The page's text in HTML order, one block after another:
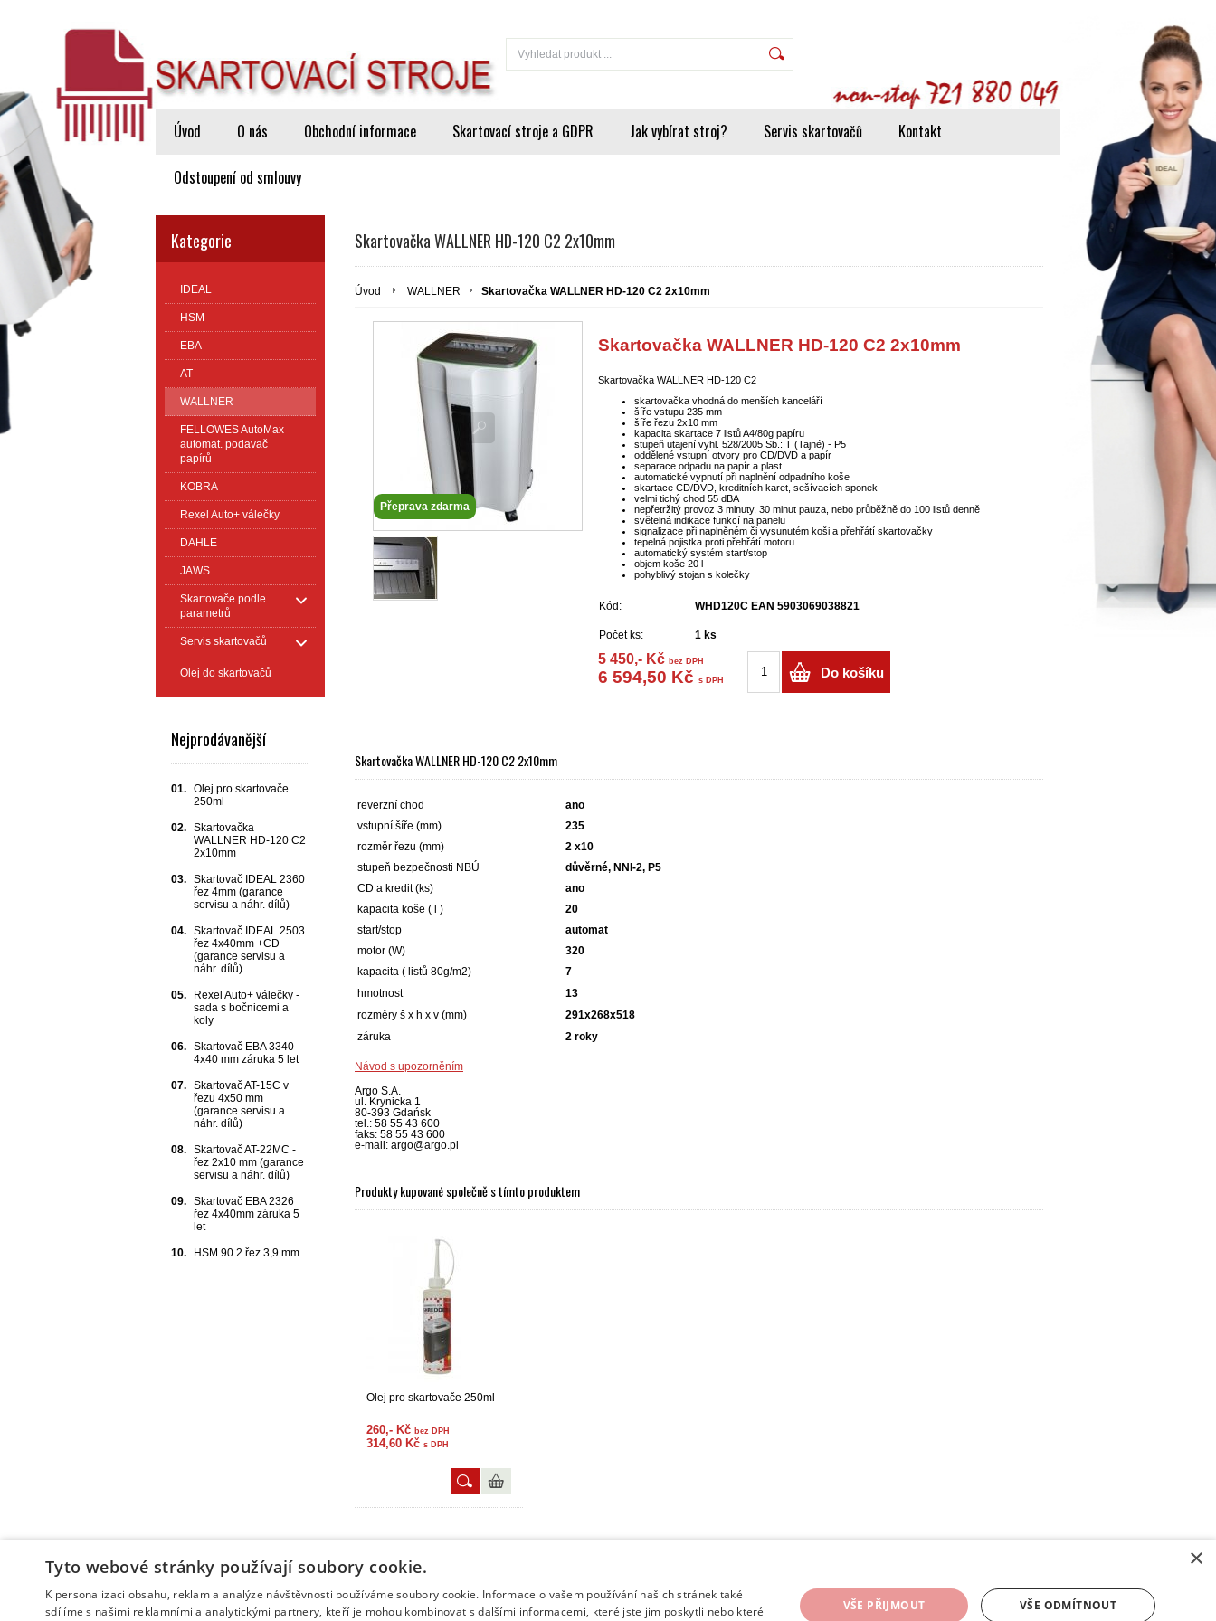
Úvod O nás Obchodní informace Skartovací stroje a GDPR Jak vybírat stroj? Servis skartovačů Kontakt
Odstoupení od smlouvy
Kategorie
IDEAL
HSM
EBA
AT
WALLNER
FELLOWES AutoMax
automat. podavač
papírů
KOBRA
Rexel Auto+ válečky
DAHLE
JAWS
Skartovače podle
parametrů
Servis skartovačů
Olej do skartovačů
Nejprodávanější
01. Olej pro skartovače
250ml
02. Skartovačka
WALLNER HD-120 C2
2x10mm
03. Skartovač IDEAL 2360
řez 4mm (garance
servisu a náhr. dílů)
04. Skartovač IDEAL 2503
řez 4x40mm +CD
(garance servisu a
náhr. dílů)
05.
Rexel Auto+ válečky -
sada s bočnicemi a
koly
06. Skartovač EBA 3340
4x40 mm záruka 5 let
07. Skartovač AT-15C v
řezu 4x50 mm
(garance servisu a
náhr. dílů)
08. Skartovač AT-22MC -
řez 2x10 mm (garance
servisu a náhr. dílů)
09. Skartovač EBA 2326
řez 4x40mm záruka 5
let
10. HSM 90.2 řez 3,9 mm
Skartovačka WALLNER HD-120 C2 2x10mm
Úvod WALLNER Skartovačka WALLNER HD-120 C2 2x10mm
Přeprava zdarma
Skartovačka WALLNER HD-120 C2 2x10mm
Skartovačka WALLNER HD-120 C2
skartovačka vhodná do menších kanceláří
šíře vstupu 235 mm
šíře řezu 2x10 mm
kapacita skartace 7 listů A4/80g papíru
stupeň utajení vyhl. 528/2005 Sb.: T (Tajné) - P5
oddělené vstupní otvory pro CD/DVD a papír
separace odpadu na papír a plast
automatické vypnutí při naplnění odpadního koše
skartace CD/DVD, kreditních karet, sešívacích sponek
velmi tichý chod 55 dBA
nepřetržitý provoz 3 minuty, 30 minut pauza, nebo průběžně do 100 listů denně
světelná indikace funkcí na panelu
signalizace při naplněném či vysunutém koši a přehřátí skartovačky
tepelná pojistka proti přehřátí motoru
automatický systém start/stop
objem koše 20 l
pohyblivý stojan s kolečky
Kód: WHD120C EAN 5903069038821
Počet ks: 1 ks
5 450,- Kč bez DPH
6 594,50 Kč s DPH Do košíku
Skartovačka WALLNER HD-120 C2 2x10mm
reverzní chod
ano
vstupní šíře (mm)
235
rozměr řezu (mm)
2 x10
stupeň bezpečnosti NBÚ
důvěrné, NNI-2, P5
CD a kredit (ks)
ano
kapacita koše ( l )
20
start/stop
automat
motor (W)
320
kapacita ( listů 80g/m2)
7
hmotnost
13
rozměry š x h x v (mm)
291x268x518
záruka
2 roky
Návod s upozorněním
Argo S.A.
ul. Krynicka 1
80-393 Gdańsk
tel.: 58 55 43 600
faks: 58 55 43 600
e-mail: argo@argo.pl
Produkty kupované společně s tímto produktem
Olej pro skartovače 250ml
260,- Kč bez DPH
314,60 Kč s DPH
Info Tipy na volný čas ×
Tyto webové stránky používají soubory cookie.
K personalizaci obsahu, reklam a analýze návštěvnosti používáme soubory cookie. Informace o vašem používání našich stránek také
sdílíme s našimi reklamními a analytickými partnery, kteří je mohou kombinovat s dalšími informacemi, které jste jim poskytli nebo které
VŠE PŘIJMOUT VŠE ODMÍTNOUT